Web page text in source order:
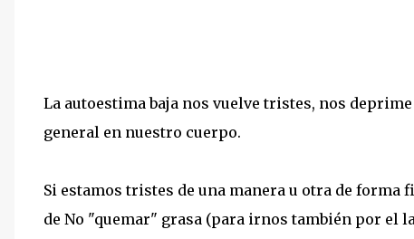
La autoestima baja nos vuelve tristes, nos
general en nuestro cuerpo.
Si estamos tristes de una manera u otra de
de No "quemar" grasa (para irnos también por el